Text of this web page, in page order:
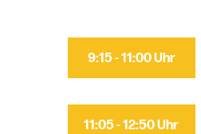
9:15 - 11:00 Uhr
11:05 - 12:50 Uhr